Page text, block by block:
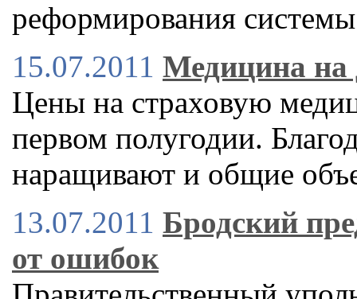
реформирования
15.07.2011 Медицина
Цены на страховую
первом полугодии.
наращивают и общие
13.07.2011 Бродский
от ошибок